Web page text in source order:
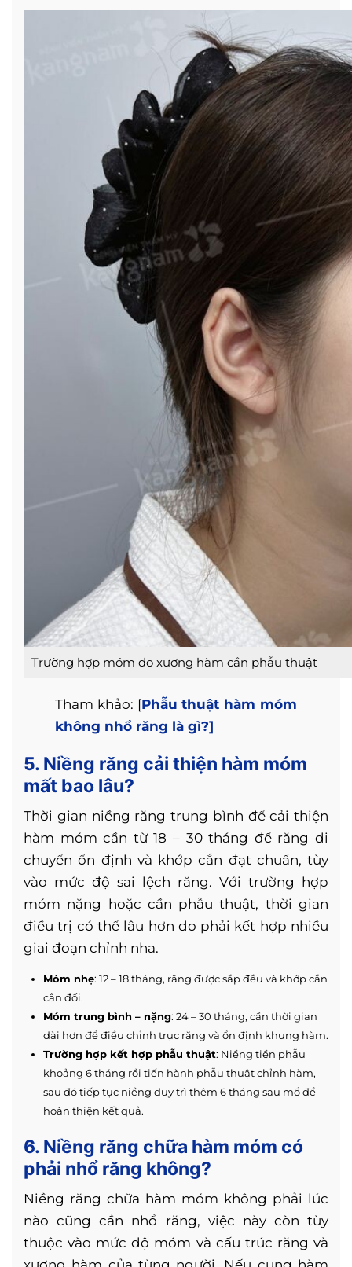
Trường hợp móm do xương hàm cần phẫu thuật
Tham khảo: [Phẫu thuật hàm móm
không nhổ răng là gì?]
5. Niềng răng cải thiện hàm móm
mất bao lâu?
Thời gian niềng răng trung bình để cải thiện
hàm móm cần từ 18 – 30 tháng để răng di
chuyển ổn định và khớp cắn đạt chuẩn, tùy
vào mức độ sai lệch răng. Với trường hợp
móm nặng hoặc cần phẫu thuật, thời gian
điều trị có thể lâu hơn do phải kết hợp nhiều
giai đoạn chỉnh nha.
Móm nhẹ: 12 – 18 tháng, răng được sắp đều và khớp cắn
cân đối.
Móm trung bình – nặng: 24 – 30 tháng, cần thời gian
dài hơn để điều chỉnh trục răng và ổn định khung hàm.
Trường hợp kết hợp phẫu thuật: Niềng tiền phẫu
khoảng 6 tháng rồi tiến hành phẫu thuật chỉnh hàm,
sau đó tiếp tục niềng duy trì thêm 6 tháng sau mổ để
hoàn thiện kết quả.
6. Niềng răng chữa hàm móm có
phải nhổ răng không?
Niềng răng chữa hàm móm không phải lúc
nào cũng cần nhổ răng, việc này còn tùy
thuộc vào mức độ móm và cấu trúc răng và